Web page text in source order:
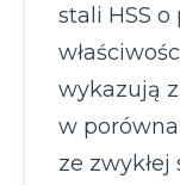
stali HSS
wykazują
w
ze zwykłej